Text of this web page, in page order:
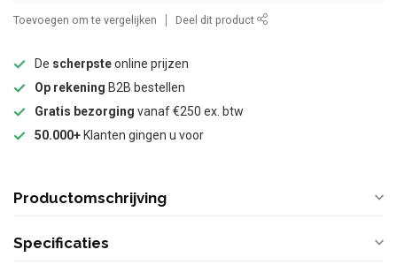
Toevoegen om te vergelijken Deel dit product
De scherpsteonline prijzen
Op rekening B2B bestellen
Gratis bezorging vanaf €250 ex. btw
50.000+ Klanten gingen u voor
Productomschrijving
Specificaties